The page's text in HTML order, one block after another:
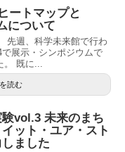
ートマップと
について
先週、科学未来館で行わ
展示・シンポジウムで
。 既に...
読む
vol.3 未来のまち
ット・ユア・スト
ました